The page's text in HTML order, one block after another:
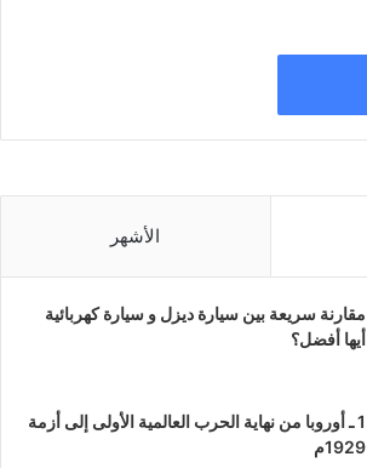
الأشهر
مقارنة سريعة بين سيارة ديزل و سيارة كهربائية
أيها أفضل؟
1 ـ أوروبا من نهاية الحرب العالمية الأولى إلى أزمة
1929م